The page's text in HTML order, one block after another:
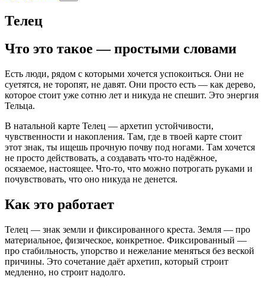
Телец
Что это такое — простыми словами
Есть люди, рядом с которыми хочется успокоиться. Они не
суетятся, не торопят, не давят. Они просто есть — как дерево,
которое стоит уже сотню лет и никуда не спешит. Это энергия
Тельца.
В натальной карте Телец — архетип устойчивости,
чувственности и накопления. Там, где в твоей карте стоит
этот знак, ты ищешь прочную почву под ногами. Там хочется
не просто действовать, а создавать что-то надёжное,
осязаемое, настоящее. Что-то, что можно потрогать руками и
почувствовать, что оно никуда не денется.
Как это работает
Телец — знак земли и фиксированного креста. Земля — про
материальное, физическое, конкретное. Фиксированный —
про стабильность, упорство и нежелание меняться без веской
причины. Это сочетание даёт архетип, который строит
медленно, но строит надолго.